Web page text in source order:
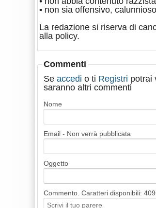
• non sia offensivo,
La redazione si riserva di
alla policy.
Commenti
Se accedi o ti Registri potrai
saranno altri commenti
Nome
Email - Non verrà pubblicata
Oggetto
Commento. Caratteri disponibili: